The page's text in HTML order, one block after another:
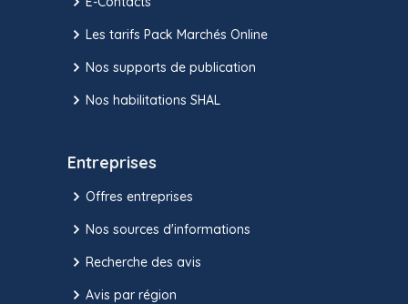
Les tarifs Pack Marchés Online
Nos supports de publication
Nos habilitations SHAL
Entreprises
Offres entreprises
Nos sources d'informations
Recherche des avis
Avis par région